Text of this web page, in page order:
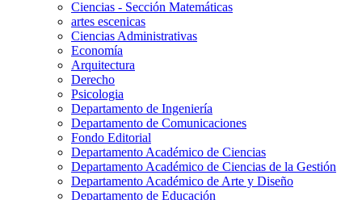
Ciencias - Sección Matemáticas
artes escenicas
Ciencias Administrativas
Economía
Arquitectura
Derecho
Psicologia
Departamento de Ingeniería
Departamento de Comunicaciones
Fondo Editorial
Departamento Académico de Ciencias
Departamento Académico de Ciencias de la Gestión
Departamento Académico de Arte y Diseño
Departamento de Educación